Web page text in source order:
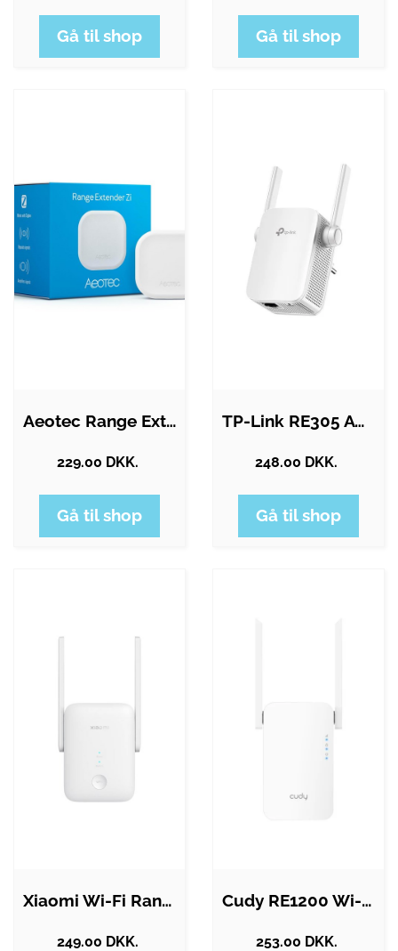
Gå til shop Gå til shop
Aeotec Range Extender Zi (Zigbee)
229.00 DKK.
Gå til shop
TP-Link RE305 AC1200 Wi-Fi Range…
248.00 DKK.
Gå til shop
Xiaomi Wi-Fi Range Extender AX1500
249.00 DKK.
Cudy RE1200 Wi-Fi 5 Range Extender
253.00 DKK.